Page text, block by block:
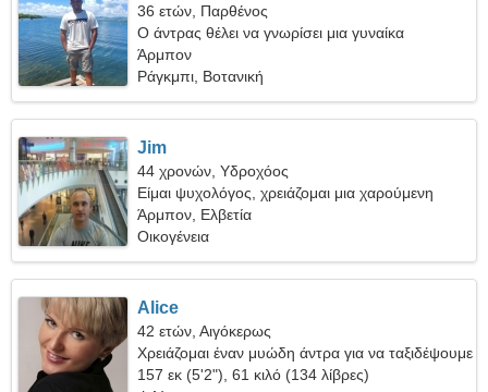
36 ετών, Παρθένος
Ο άντρας θέλει να γνωρίσει μια γυναίκα
Άρμπον
Ράγκμπι, Βοτανική
Jim
44 χρονών, Υδροχόος
Είμαι ψυχολόγος, χρειάζομαι μια χαρούμενη
γυναίκα
Άρμπον, Ελβετία
Οικογένεια
Alice
42 ετών, Αιγόκερως
Χρειάζομαι έναν μυώδη άντρα για να ταξιδέψουμε
μαζί
157 εκ (5'2"), 61 κιλό (134 λίβρες)